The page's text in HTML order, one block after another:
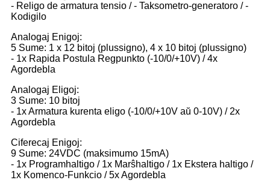
- Religo de armatura tensio / - Taksometro-generatoro / -
Kodigilo
Analogaj Enigoj:
5 Sume: 1 x 12 bitoj (plussigno), 4 x 10 bitoj (plussigno)
- 1x Rapida Postula Regpunkto (-10/0/+10V) / 4x
Agordebla
Analogaj Eligoj:
3 Sume: 10 bitoj
- 1x Armatura kurenta eligo (-10/0/+10V aŭ 0-10V) / 2x
Agordebla
Ciferecaj Enigoj:
9 Sume: 24VDC (maksimumo 15mA)
- 1x Programhaltigo / 1x Marŝhaltigo / 1x Ekstera haltigo /
1x Komenco-Funkcio / 5x Agordebla